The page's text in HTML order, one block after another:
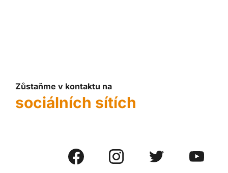
Zůstaňme v kontaktu na
sociálních sítích